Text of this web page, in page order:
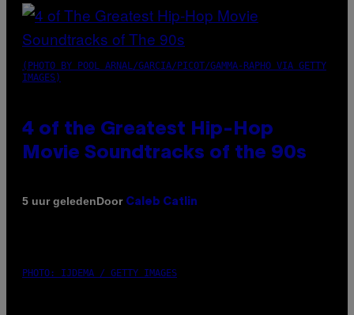
(PHOTO BY POOL ARNAL/GARCIA/PICOT/GAMMA-RAPHO VIA GETTY
IMAGES)
4 of the Greatest Hip-Hop
Movie Soundtracks of the 90s
5 uur geledenDoor Caleb Catlin
PHOTO: IJDEMA / GETTY IMAGES